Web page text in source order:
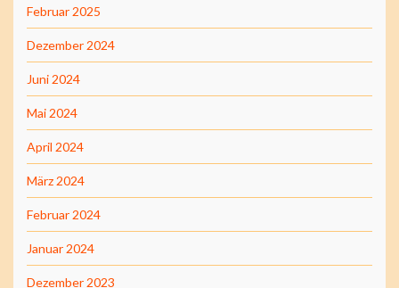
Februar 2025
Dezember 2024
Juni 2024
Mai 2024
April 2024
März 2024
Februar 2024
Januar 2024
Dezember 2023